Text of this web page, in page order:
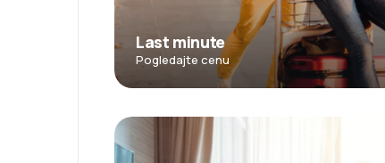
Last minute
Pogledajte cenu